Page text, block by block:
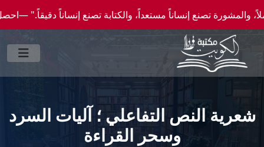
إنساناً مستعداً، والكتابة تصنع إنساناً دقيقاً." —احصل علي عروض وخصومات خاصة عن
شعرية النص التفاعلي ؛ آليات السرد
وسحر القراءة